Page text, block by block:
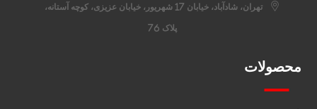
تهران، شادآباد، خیابان 17 شهریور، خیابان عزیزی، کوچه آستانه،
پلاک 76
محصولات